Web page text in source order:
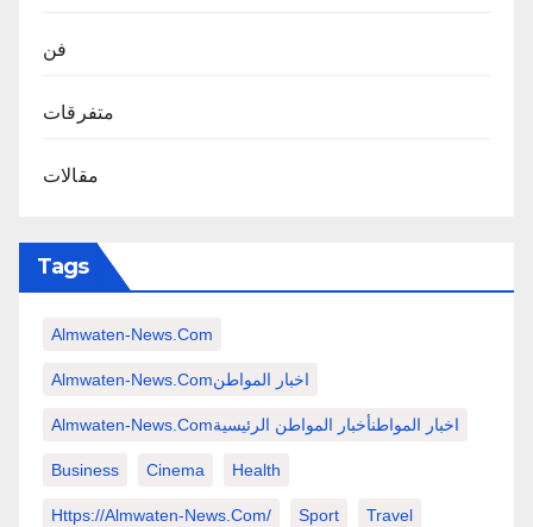
فن
متفرقات
مقالات
Tags
Almwaten-News.com
Almwaten-News.comاخبار المواطن
Almwaten-News.comاخبار المواطنأخبار المواطن الرئيسية
Business Cinema Health
Https://almwaten-News.com/ Sport Travel